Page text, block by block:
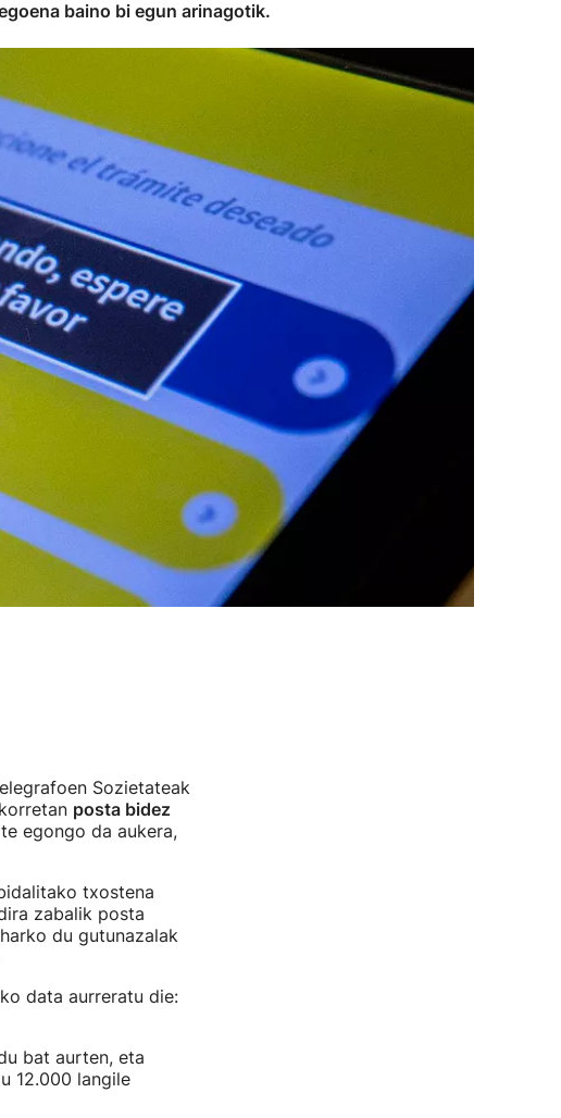
baino bi egun arinagotik.
Sozietateak
posta bidez
egongo da aukera,
txostena
zabalik posta
du gutunazalak
data aurreratu die:
bat aurten, eta
12.000 langile